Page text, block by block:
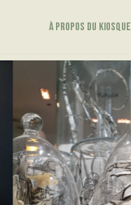
À propos du kiosque